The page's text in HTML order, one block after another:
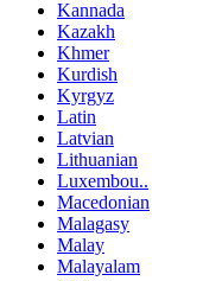
Kannada
Kazakh
Khmer
Kurdish
Kyrgyz
Latin
Latvian
Lithuanian
Luxembou..
Macedonian
Malagasy
Malay
Malayalam